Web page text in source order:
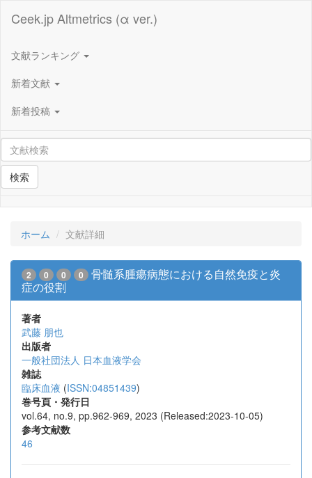
Ceek.jp Altmetrics (α ver.)
文献ランキング
新着文献
新着投稿
検索
ホーム 文献詳細
2 0 0 0
骨髄系腫瘍病態における自然免疫と炎
症の役割
著者
武藤 朋也
出版者
一般社団法人 日本血液学会
雑誌
臨床血液 (ISSN:04851439)
巻号頁・発行日
vol.64, no.9, pp.962-969, 2023 (Released:2023-10-05)
参考文献数
46